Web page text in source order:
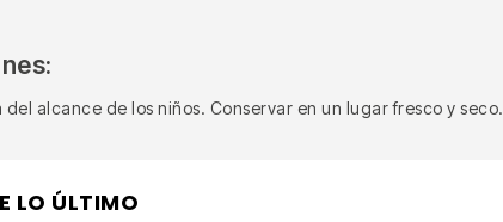
alcance de los niños. Conservar en un lugar fresco y seco.
LO ÚLTIMO